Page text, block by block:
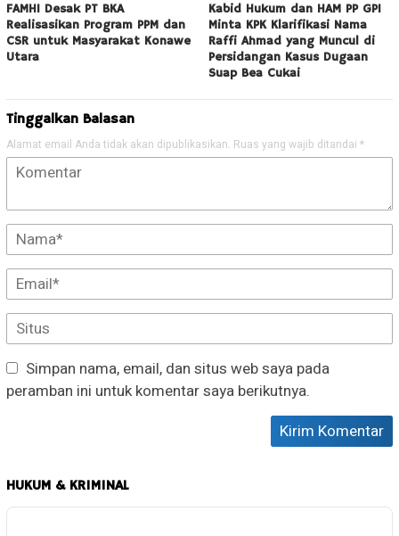
FAMHI Desak PT BKA
Realisasikan Program PPM dan
CSR untuk Masyarakat Konawe
Utara
Kabid Hukum dan HAM PP GPI
Minta KPK Klarifikasi Nama
Raffi Ahmad yang Muncul di
Persidangan Kasus Dugaan
Suap Bea Cukai
Tinggalkan Balasan
Alamat email Anda tidak akan dipublikasikan. Ruas yang wajib ditandai *
Simpan nama, email, dan situs web saya pada
peramban ini untuk komentar saya berikutnya.
HUKUM & KRIMINAL